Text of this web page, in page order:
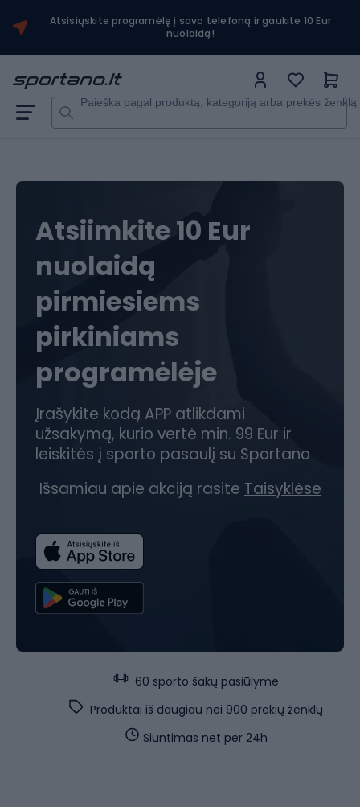
Atsisiųskite programėlę į savo telefoną ir gaukite 10 Eur
nuolaidą!
Paieška pagal produktą, kategoriją arba prekės ženklą
Atsiimkite 10 Eur
nuolaidą
pirmiesiems
pirkiniams
programėlėje
Įrašykite kodą APP atlikdami
užsakymą, kurio vertė min. 99 Eur ir
leiskitės į sporto pasaulį su Sportano
Išsamiau apie akciją rasite Taisyklėse
60 sporto šakų pasiūlyme
Produktai iš daugiau nei 900 prekių ženklų
Siuntimas net per 24h